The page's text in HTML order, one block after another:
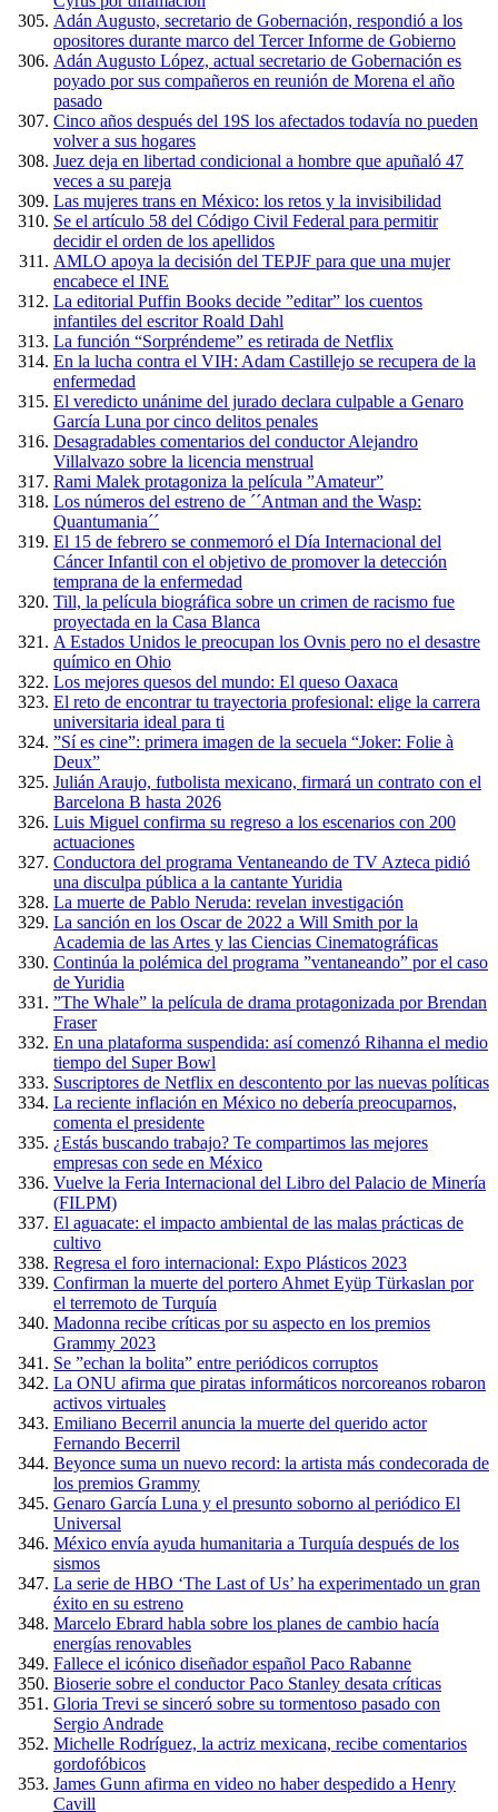
Adán Augusto, secretario de Gobernación, respondió a los
opositores durante marco del Tercer Informe de Gobierno
Adán Augusto López, actual secretario de Gobernación es
poyado por sus compañeros en reunión de Morena el año
pasado
Cinco años después del 19S los afectados todavía no pueden
volver a sus hogares
Juez deja en libertad condicional a hombre que apuñaló 47
veces a su pareja
Las mujeres trans en México: los retos y la invisibilidad
Se el artículo 58 del Código Civil Federal para permitir
decidir el orden de los apellidos
AMLO apoya la decisión del TEPJF para que una mujer
encabece el INE
La editorial Puffin Books decide ”editar” los cuentos
infantiles del escritor Roald Dahl
La función “Sorpréndeme” es retirada de Netflix
En la lucha contra el VIH: Adam Castillejo se recupera de la
enfermedad
El veredicto unánime del jurado declara culpable a Genaro
García Luna por cinco delitos penales
Desagradables comentarios del conductor Alejandro
Villalvazo sobre la licencia menstrual
Rami Malek protagoniza la película ”Amateur”
Los números del estreno de ´´Antman and the Wasp:
Quantumania´´
El 15 de febrero se conmemoró el Día Internacional del
Cáncer Infantil con el objetivo de promover la detección
temprana de la enfermedad
Till, la película biográfica sobre un crimen de racismo fue
proyectada en la Casa Blanca
A Estados Unidos le preocupan los Ovnis pero no el desastre
químico en Ohio
Los mejores quesos del mundo: El queso Oaxaca
El reto de encontrar tu trayectoria profesional: elige la carrera
universitaria ideal para ti
”Sí es cine”: primera imagen de la secuela “Joker: Folie à
Deux”
Julián Araujo, futbolista mexicano, firmará un contrato con el
Barcelona B hasta 2026
Luis Miguel confirma su regreso a los escenarios con 200
actuaciones
Conductora del programa Ventaneando de TV Azteca pidió
una disculpa pública a la cantante Yuridia
La muerte de Pablo Neruda: revelan investigación
La sanción en los Oscar de 2022 a Will Smith por la
Academia de las Artes y las Ciencias Cinematográficas
Continúa la polémica del programa ”ventaneando” por el caso
de Yuridia
”The Whale” la película de drama protagonizada por Brendan
Fraser
En una plataforma suspendida: así comenzó Rihanna el medio
tiempo del Super Bowl
Suscriptores de Netflix en descontento por las nuevas políticas
La reciente inflación en México no debería preocuparnos,
comenta el presidente
¿Estás buscando trabajo? Te compartimos las mejores
empresas con sede en México
Vuelve la Feria Internacional del Libro del Palacio de Minería
(FILPM)
El aguacate: el impacto ambiental de las malas prácticas de
cultivo
Regresa el foro internacional: Expo Plásticos 2023
Confirman la muerte del portero Ahmet Eyüp Türkaslan por
el terremoto de Turquía
Madonna recibe críticas por su aspecto en los premios
Grammy 2023
Se ”echan la bolita” entre periódicos corruptos
La ONU afirma que piratas informáticos norcoreanos robaron
activos virtuales
Emiliano Becerril anuncia la muerte del querido actor
Fernando Becerril
Beyonce suma un nuevo record: la artista más condecorada de
los premios Grammy
Genaro García Luna y el presunto soborno al periódico El
Universal
México envía ayuda humanitaria a Turquía después de los
sismos
La serie de HBO ‘The Last of Us’ ha experimentado un gran
éxito en su estreno
Marcelo Ebrard habla sobre los planes de cambio hacía
energías renovables
Fallece el icónico diseñador español Paco Rabanne
Bioserie sobre el conductor Paco Stanley desata críticas
Gloria Trevi se sinceró sobre su tormentoso pasado con
Sergio Andrade
Michelle Rodríguez, la actriz mexicana, recibe comentarios
gordofóbicos
James Gunn afirma en video no haber despedido a Henry
Cavill